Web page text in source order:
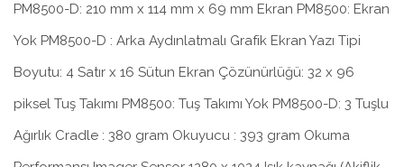
PM8500-D: 210 mm x 114 mm x 69 mm Ekran PM8500: Ekran
Yok PM8500-D : Arka Aydınlatmalı Grafik Ekran Yazı Tipi
Boyutu: 4 Satır x 16 Sütun Ekran Çözünürlüğü: 32 x 96
piksel Tuş Takımı PM8500: Tuş Takımı Yok PM8500-D: 3 Tuşlu
Ağırlık Cradle : 380 gram Okuyucu : 393 gram Okuma